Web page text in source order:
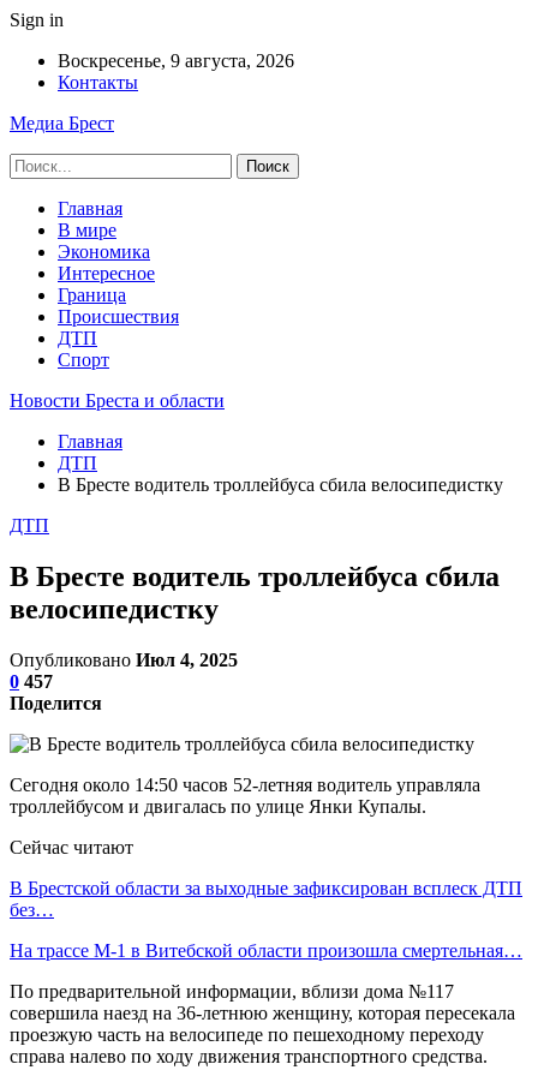
Sign in
Воскресенье, 9 августа, 2026
Контакты
Медиа Брест
Главная
В мире
Экономика
Интересное
Граница
Происшествия
ДТП
Спорт
Новости Бреста и области
Главная
ДТП
В Бресте водитель троллейбуса сбила велосипедистку
ДТП
В Бресте водитель троллейбуса сбила
велосипедистку
Опубликовано Июл 4, 2025
0 457
Поделится
Cегодня около 14:50 часов 52-летняя водитель управляла
троллейбусом и двигалась по улице Янки Купалы.
Сейчас читают
В Брестской области за выходные зафиксирован всплеск ДТП
без…
На трассе М-1 в Витебской области произошла смертельная…
По предварительной информации, вблизи дома №117
совершила наезд на 36-летнюю женщину, которая пересекала
проезжую часть на велосипеде по пешеходному переходу
справа налево по ходу движения транспортного средства.